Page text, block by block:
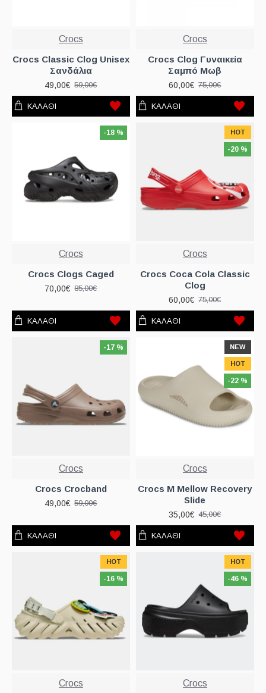
Crocs
Crocs Classic Clog Unisex
Σανδάλια
49,00€ 59,00€
ΚΑΛΆΘΙ
Crocs
Crocs Clog Γυναικεία
Σαμπό Μωβ
60,00€ 75,00€
ΚΑΛΆΘΙ
-18 %
Crocs
Crocs Clogs Caged
70,00€ 85,00€
ΚΑΛΆΘΙ
HOT
-20 %
Crocs
Crocs Coca Cola Classic
Clog
60,00€ 75,00€
ΚΑΛΆΘΙ
-17 %
Crocs
Crocs Crocband
49,00€ 59,00€
ΚΑΛΆΘΙ
NEW
HOT
-22 %
Crocs
Crocs M Mellow Recovery
Slide
35,00€ 45,00€
ΚΑΛΆΘΙ
HOT
-16 %
Crocs
HOT
-46 %
Crocs